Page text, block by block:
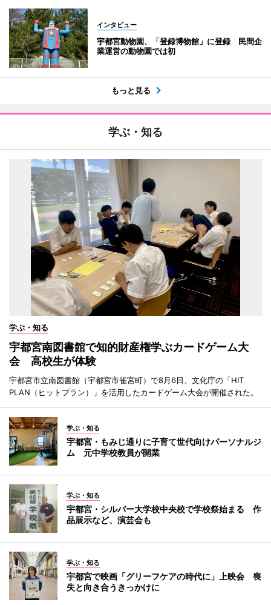
インタビュー
宇都宮動物園、「登録博物館」に登録 民間企
業運営の動物園では初
もっと見る
学ぶ・知る
学ぶ・知る
宇都宮南図書館で知的財産権学ぶカードゲーム大
会 高校生が体験
宇都宮市立南図書館（宇都宮市雀宮町）で8月6日、文化庁の「HIT
PLAN（ヒットプラン）」を活用したカードゲーム大会が開催された。
学ぶ・知る
宇都宮・もみじ通りに子育て世代向けパーソナルジ
ム 元中学校教員が開業
学ぶ・知る
宇都宮・シルバー大学校中央校で学校祭始まる 作
品展示など、演芸会も
学ぶ・知る
宇都宮で映画「グリーフケアの時代に」上映会 喪
失と向き合うきっかけに